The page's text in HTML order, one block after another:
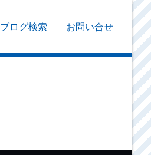
ブログ検索 お問い合せ